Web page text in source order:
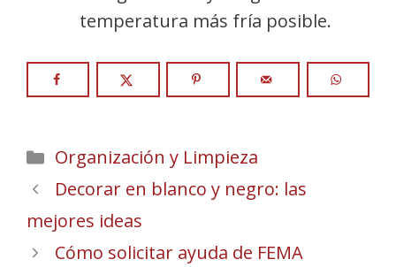
temperatura más fría posible.
Categories
Organización y Limpieza
Decorar en blanco y negro: las
mejores ideas
Cómo solicitar ayuda de FEMA